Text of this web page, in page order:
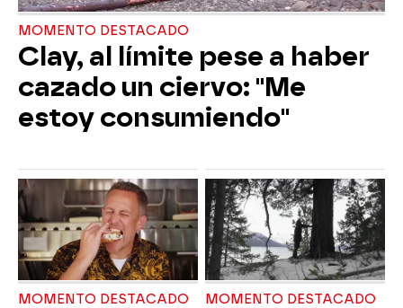
MOMENTO DESTACADO
Clay, al límite pese a haber
cazado un ciervo: "Me
estoy consumiendo"
MOMENTO DESTACADO MOMENTO DESTACADO